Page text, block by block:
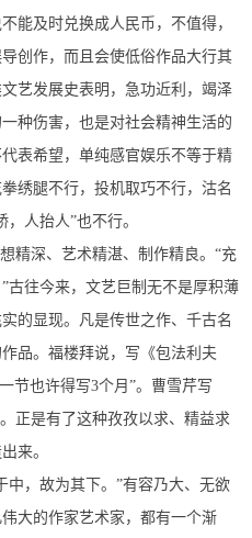
能及时兑换成人民币，不值得，
创作，而且会使低俗作品大行其
艺发展史表明，急功近利，竭泽
种伤害，也是对社会精神生活的
表希望，单纯感官娱乐不等于精
绣腿不行，投机取巧不行，沽名
人抬人”也不行。
精深、艺术精湛、制作精良。“充
古往今来，文艺巨制无不是厚积薄
的显现。凡是传世之作、千古名
品。福楼拜说，写《包法利夫
节也许得写3个月”。曹雪芹写
正是有了这种孜孜以求、精益求
来。
中，故为其下。”有容乃大、无欲
大的作家艺术家，都有一个渐